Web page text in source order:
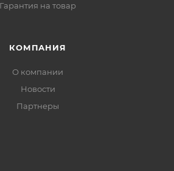
Гарантия на товар
КОМПАНИЯ
О компании
Новости
Партнеры